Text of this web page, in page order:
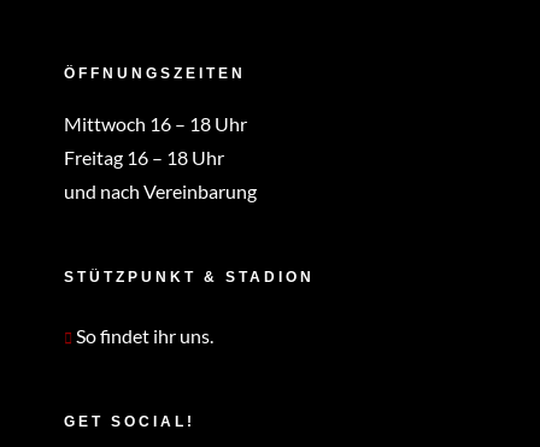
ÖFFNUNGSZEITEN
Mittwoch 16 – 18 Uhr
Freitag 16 – 18 Uhr
und nach Vereinbarung
STÜTZPUNKT & STADION
So findet ihr uns.
GET SOCIAL!